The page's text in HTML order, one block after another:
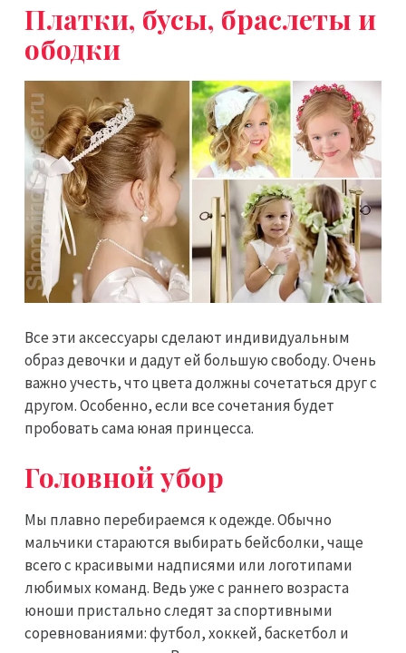
Платки, бусы, браслеты и
ободки
Все эти аксессуары сделают индивидуальным
образ девочки и дадут ей большую свободу. Очень
важно учесть, что цвета должны сочетаться друг с
другом. Особенно, если все сочетания будет
пробовать сама юная принцесса.
Головной убор
Мы плавно перебираемся к одежде. Обычно
мальчики стараются выбирать бейсболки, чаще
всего с красивыми надписями или логотипами
любимых команд. Ведь уже с раннего возраста
юноши пристально следят за спортивными
соревнованиями: футбол, хоккей, баскетбол и